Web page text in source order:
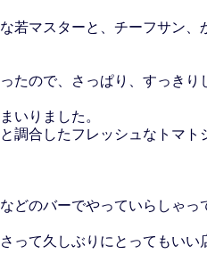
若マスターと、チーフサン、
たので、さっぱり、すっきり
いりました。
調合したフレッシュなトマト
どのバーでやっていらしゃっ
って久しぶりにとってもいい